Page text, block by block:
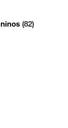
(82)